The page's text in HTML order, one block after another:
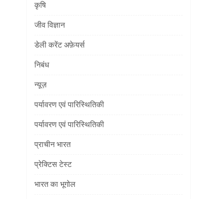
कृषि
जीव विज्ञान
डेली करेंट अफ़ेयर्स
निबंध
न्यूज़
पर्यावरण एवं पारिस्थितिकी
पर्यावरण एवं पारिस्थितिकी
प्राचीन भारत
प्रेक्टिस टेस्ट
भारत का भूगोल